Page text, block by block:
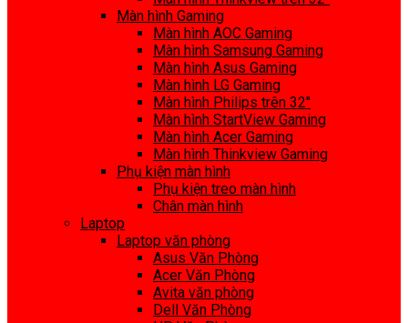
Màn hình Gaming
Màn hình AOC Gaming
Màn hình Samsung Gaming
Màn hình Asus Gaming
Màn hình LG Gaming
Màn hình Philips trên 32″
Màn hình StartView Gaming
Màn hình Acer Gaming
Màn hình Thinkview Gaming
Phụ kiện màn hình
Phụ kiện treo màn hình
Chân màn hình
Laptop
Laptop văn phòng
Asus Văn Phòng
Acer Văn Phòng
Avita văn phòng
Dell Văn Phòng